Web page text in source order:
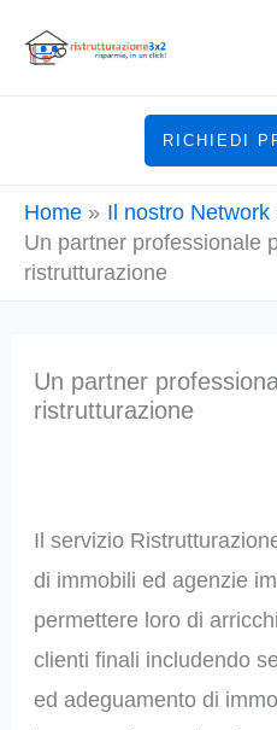
RICHIEDI
Home
Il nostro Network
Un partner professionale
ristrutturazione
Un partner
ristrutturazione
Il servizio
di immobili ed agenzie
permettere loro di
clienti finali includendo
ed adeguamento di